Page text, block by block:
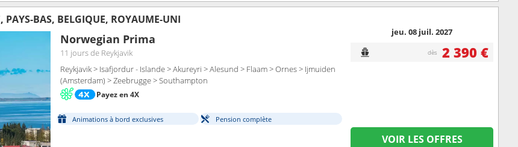
PAYS-BAS, BELGIQUE, ROYAUME-UNI
Norwegian Prima
11 joursde Reykjavik
Reykjavik > Isafjordur - Islande > Akureyri > Alesund > Flaam > Ornes > Ijmuiden
(Amsterdam) > Zeebrugge > Southampton
Payez en 4X
Animations à bord exclusives Pension complète
jeu. 08 juil. 2027
dès 2 390 €
VOIR LES OFFRES